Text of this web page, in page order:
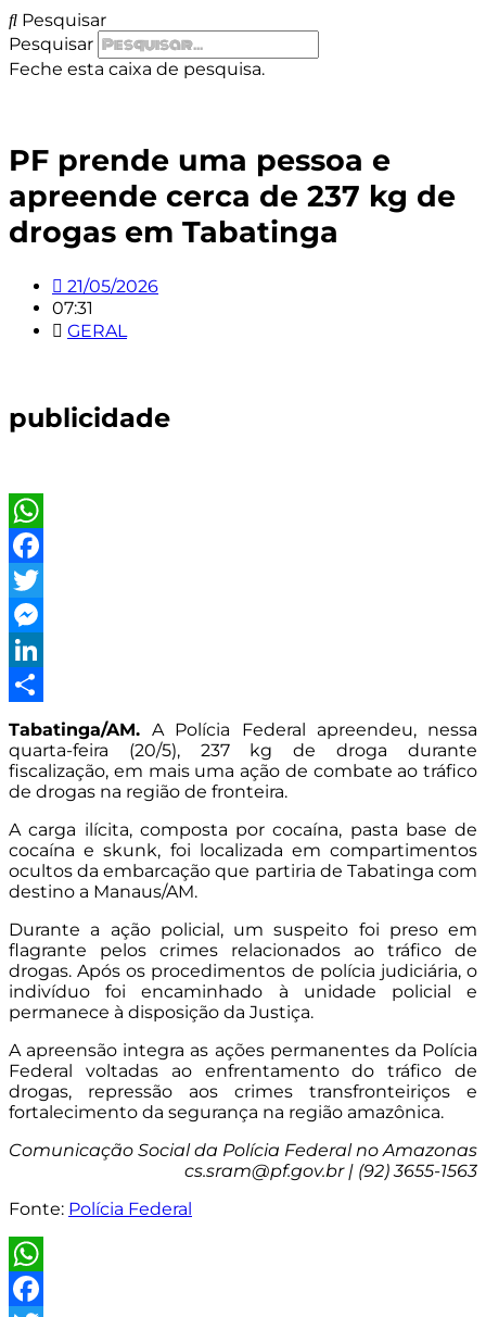
Pesquisar
Pesquisar
Feche esta caixa de pesquisa.
PF prende uma pessoa e
apreende cerca de 237 kg de
drogas em Tabatinga
21/05/2026
07:31
GERAL
publicidade
WhatsApp
Facebook
Twitter
Messenger
LinkedIn
Share
Tabatinga/AM.A Polícia Federal apreendeu, nessa
quarta-feira (20/5), 237 kg de droga durante
fiscalização, em mais uma ação de combate ao tráfico
de drogas na região de fronteira.
A carga ilícita, composta por cocaína, pasta base de
cocaína e skunk, foi localizada em compartimentos
ocultos da embarcação que partiria de Tabatinga com
destino a Manaus/AM.
Durante a ação policial, um suspeito foi preso em
flagrante pelos crimes relacionados ao tráfico de
drogas. Após os procedimentos de polícia judiciária, o
indivíduo foi encaminhado à unidade policial e
permanece à disposição da Justiça.
A apreensão integra as ações permanentes da Polícia
Federal voltadas ao enfrentamento do tráfico de
drogas, repressão aos crimes transfronteiriços e
fortalecimento da segurança na região amazônica.
Comunicação Social da Polícia Federal no Amazonas
cs.sram@pf.gov.br| (92) 3655-1563
Fonte: Polícia Federal
WhatsApp